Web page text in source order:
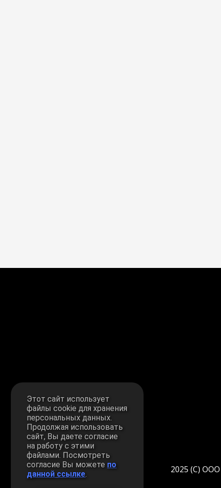
2025 (С)
Этот сайт использует
файлы cookie для хранения
персональных данных.
Продолжая использовать
сайт, Вы даете согласие
на работу с этими
файлами. Посмотреть
согласие Вы можете по
данной ссылке